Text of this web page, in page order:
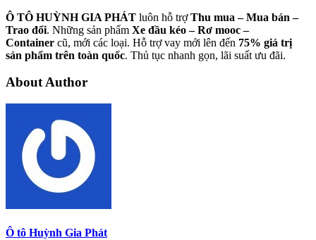
Ô TÔ HUỲNH GIA PHÁT luôn hỗ trợThu mua – Mua bán –
Trao đổi. Những sản phẩm Xe đầu kéo – Rơ mooc –
Container cũ, mới các loại. Hỗ trợ vay mới lên đến 75% giá trị
sản phẩm trên toàn quốc. Thủ tục nhanh gọn, lãi suất ưu đãi.
About Author
Ô tô Huỳnh Gia Phát